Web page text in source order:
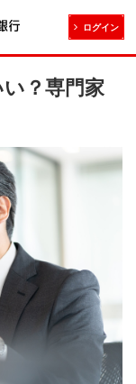
ログイン
？専門家